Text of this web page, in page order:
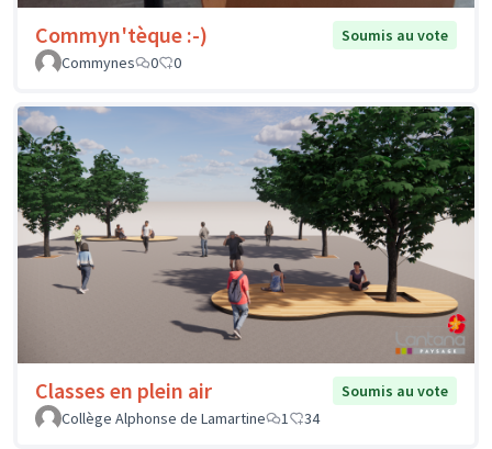
Commyn'tèque :-)
Soumis au vote
Commynes
0 0
Classes en plein air
Soumis au vote
Collège Alphonse de Lamartine
1 34